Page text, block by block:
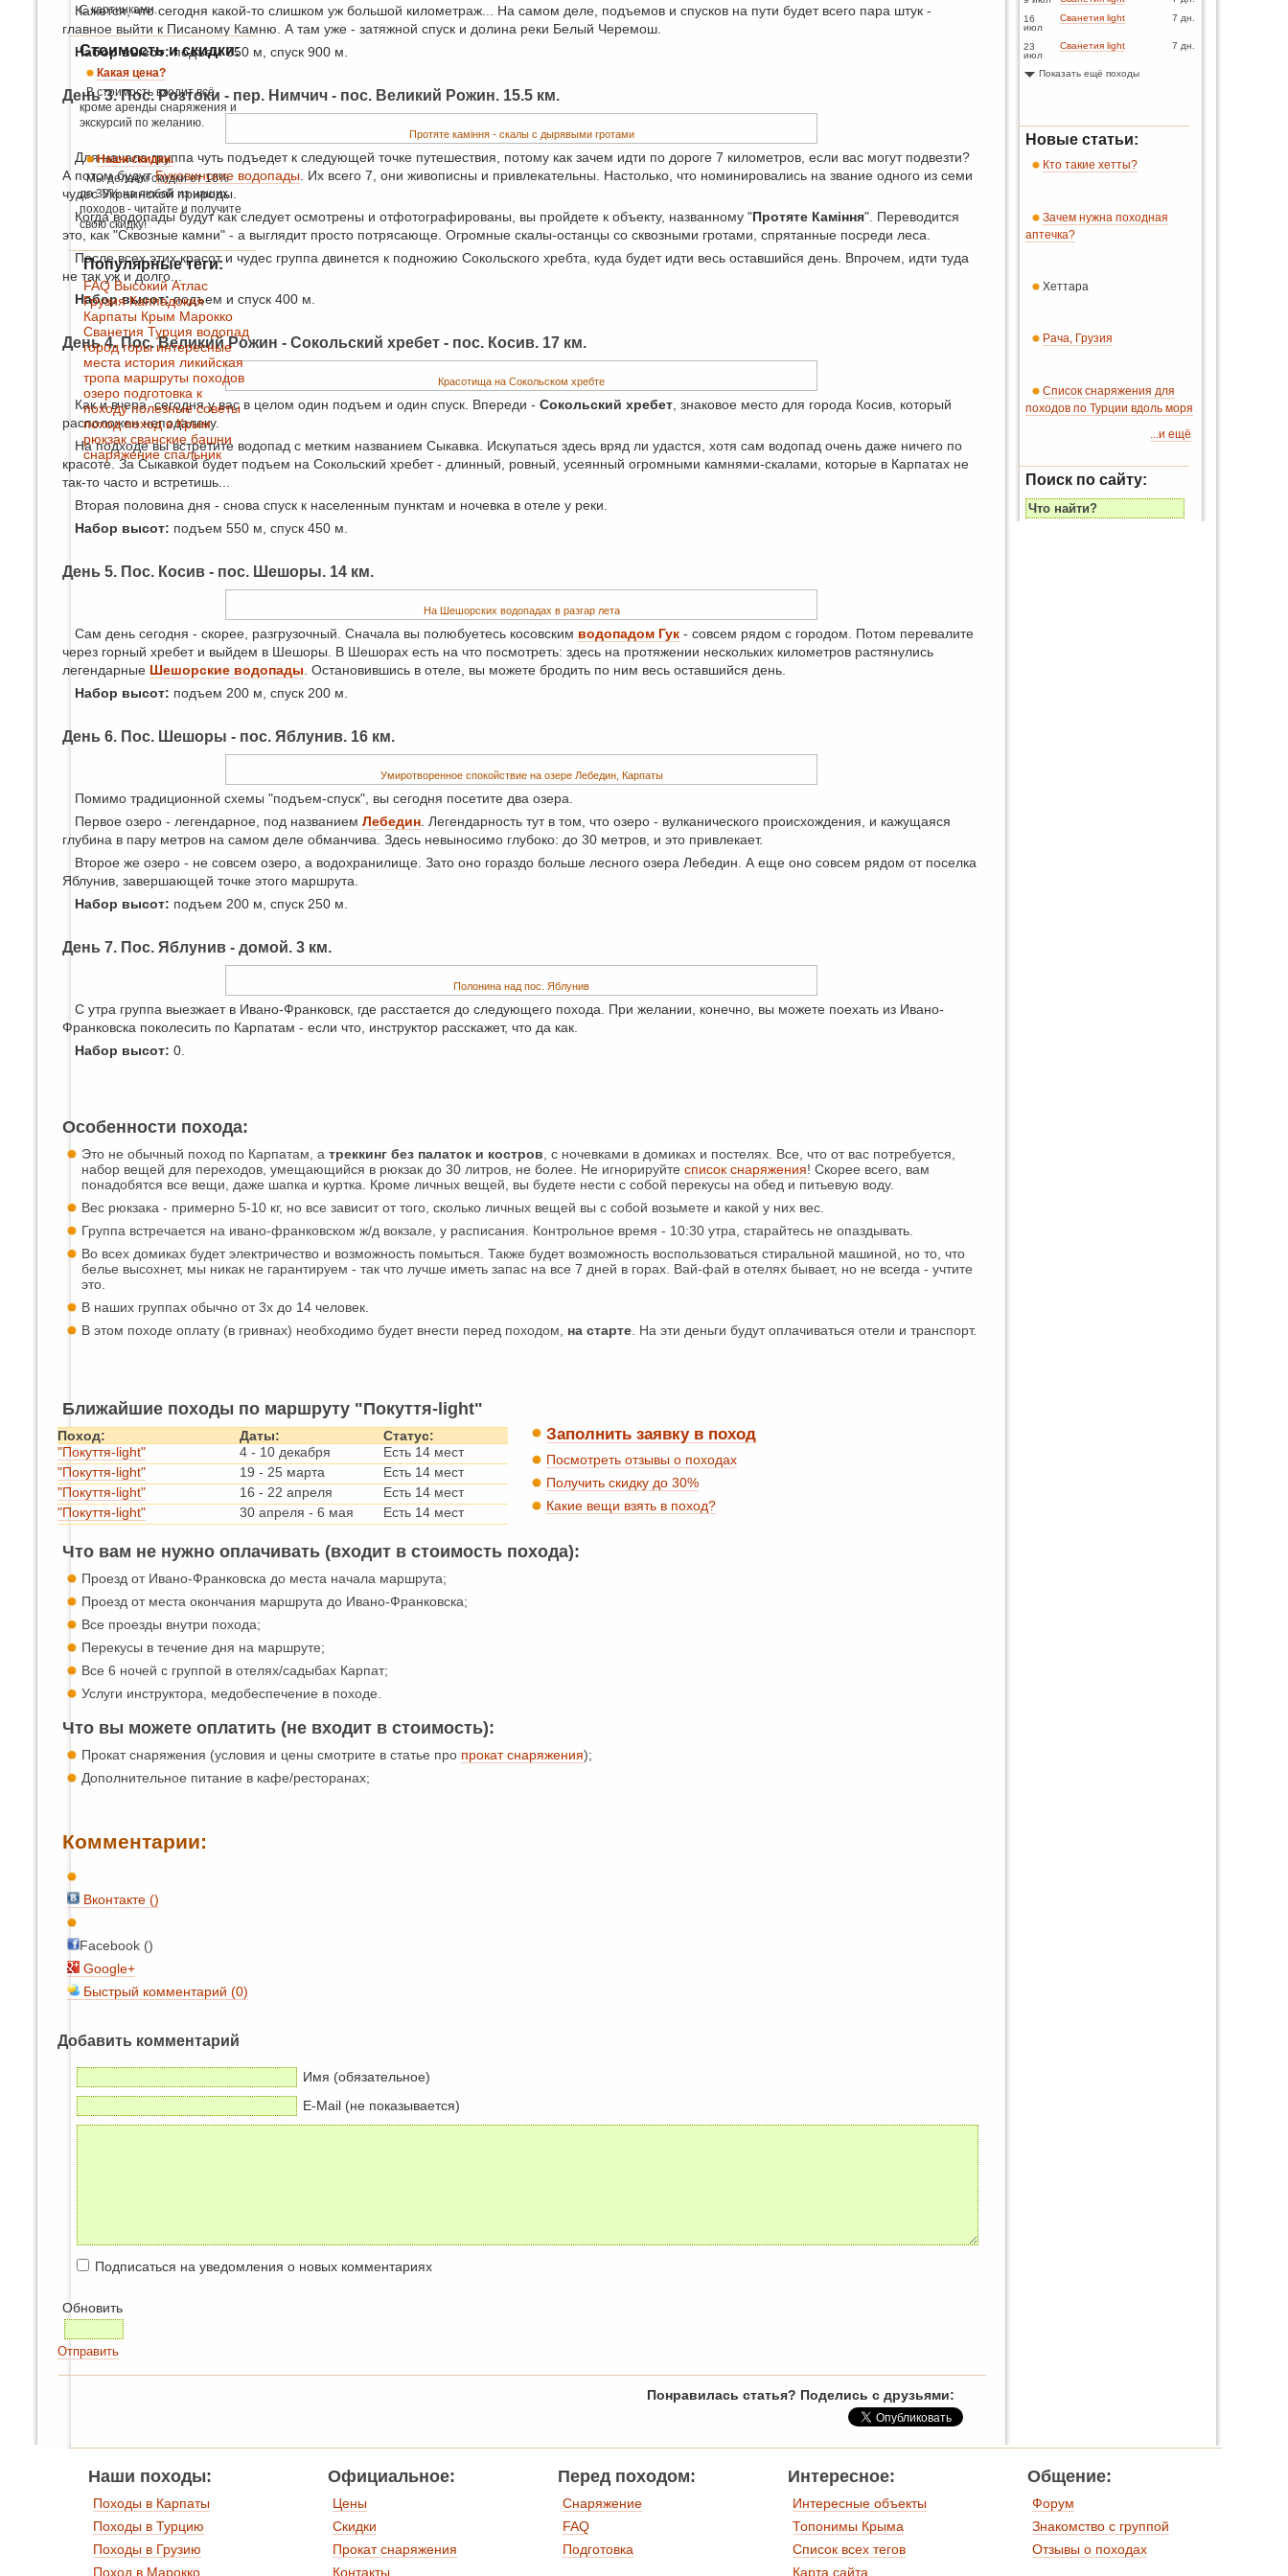
Кажется, что сегодня какой-то слишком уж большой километраж... На самом деле, подъемов и спусков на пути будет всего пара штук -
главное выйти к Писаному Камню. А там уже - затяжной спуск и долина реки Белый Черемош.
Набор высот:подъем 650 м, спуск 900 м.
День 3. Пос. Розтоки - пер. Нимчич - пос. Великий Рожин. 15.5 км.
Протяте каміння - скалы с дырявыми гротами
Для начала группа чуть подъедет к следующей точке путешествия, потому как зачем идти по дороге 7 километров, если вас могут подвезти?
А потом будутБуковинские водопады . Их всего 7, они живописны и привлекательны. Настолько, что номинировались на звание одного из семи
чудес Украинской природы.
Когда водопады будут как следует осмотрены и отфотографированы, вы пройдете к объекту, названному "Протяте Каміння". Переводится
это, как "Сквозные камни" - а выглядит просто потрясающе. Огромные скалы-останцы со сквозными гротами, спрятанные посреди леса.
После всех этих красот и чудес группа двинется к подножию Сокольского хребта, куда будет идти весь оставшийся день. Впрочем, идти туда
не так уж и долго...
Набор высот:подъем и спуск 400 м.
День 4. Пос. Великий Рожин - Сокольский хребет - пос. Косив. 17 км.
Красотища на Сокольском хребте
Как и вчера, сегодня у вас в целом один подъем и один спуск. Впереди - Сокольский хребет , знаковое место для города Косив, который
расположен неподалеку.
На подходе вы встретите водопад с метким названием Сыкавка. Искупаться здесь вряд ли удастся, хотя сам водопад очень даже ничего по
красоте. За Сыкавкой будет подъем на Сокольский хребет - длинный, ровный, усеянный огромными камнями-скалами, которые в Карпатах не
так-то часто и встретишь...
Вторая половина дня - снова спуск к населенным пунктам и ночевка в отеле у реки.
Набор высот: подъем 550 м, спуск 450 м.
День 5. Пос. Косив - пос. Шешоры. 14 км.
На Шешорских водопадах в разгар лета
Сам день сегодня - скорее, разгрузочный. Сначала вы полюбуетесь косовским водопадом Гук - совсем рядом с городом. Потом перевалите
через горный хребет и выйдем в Шешоры. В Шешорах есть на что посмотреть: здесь на протяжении нескольких километров растянулись
легендарные Шешорские водопады . Остановившись в отеле, вы можете бродить по ним весь оставшийся день.
Набор высот: подъем 200 м, спуск 200 м.
День 6. Пос. Шешоры - пос. Яблунив. 16 км.
Умиротворенное спокойствие на озере Лебедин, Карпаты
Помимо традиционной схемы "подъем-спуск", вы сегодня посетите два озера.
Первое озеро - легендарное, под названием Лебедин . Легендарность тут в том, что озеро - вулканического происхождения, и кажущаяся
глубина в пару метров на самом деле обманчива. Здесь невыносимо глубоко: до 30 метров, и это привлекает.
Второе же озеро - не совсем озеро, а водохранилище. Зато оно гораздо больше лесного озера Лебедин. А еще оно совсем рядом от поселка
Яблунив, завершающей точке этого маршрута.
Набор высот: подъем 200 м, спуск 250 м.
День 7. Пос. Яблунив - домой. 3 км.
Полонина над пос. Яблунив
С утра группа выезжает в Ивано-Франковск, где расстается до следующего похода. При желании, конечно, вы можете поехать из Ивано-
Франковска поколесить по Карпатам - если что, инструктор расскажет, что да как.
Набор высот: 0.
Особенности похода:
Это не обычный поход по Карпатам, а треккинг без палаток и костров , с ночевками в домиках и постелях. Все, что от вас потребуется,
набор вещей для переходов, умещающийся в рюкзак до 30 литров, не более. Не игнорируйте список снаряжения! Скорее всего, вам
понадобятся все вещи, даже шапка и куртка. Кроме личных вещей, вы будете нести с собой перекусы на обед и питьевую воду.
Вес рюкзака - примерно 5-10 кг, но все зависит от того, сколько личных вещей вы с собой возьмете и какой у них вес.
Группа встречается на ивано-франковском ж/д вокзале, у расписания. Контрольное время - 10:30 утра, старайтесь не опаздывать.
Во всех домиках будет электричество и возможность помыться. Также будет возможность воспользоваться стиральной машиной, но то, что
белье высохнет, мы никак не гарантируем - так что лучше иметь запас на все 7 дней в горах. Вай-фай в отелях бывает, но не всегда - учтите
это.
В наших группах обычно от 3х до 14 человек.
В этом походе оплату (в гривнах) необходимо будет внести перед походом, на старте . На эти деньги будут оплачиваться отели и транспорт.
Ближайшие походы по маршруту "Покуття-light"
Поход: Даты:
Статус:
"Покуття-light"
4 - 10 декабря
Есть 14 мест
"Покуття-light"
19 - 25 марта
Есть 14 мест
"Покуття-light"
16 - 22 апреля
Есть 14 мест
"Покуття-light"
30 апреля - 6 мая Есть 14 мест
Заполнить заявку в поход
Посмотреть отзывы о походах
Получить скидку до 30%
Какие вещи взять в поход?
Что вам не нужно оплачивать (входит в стоимость похода):
Проезд от Ивано-Франковска до места начала маршрута;
Проезд от места окончания маршрута до Ивано-Франковска;
Все проезды внутри похода;
Перекусы в течение дня на маршруте;
Все 6 ночей с группой в отелях/садыбах Карпат;
Услуги инструктора, медобеспечение в походе.
Что вы можете оплатить (не входит в стоимость):
Прокат снаряжения (условия и цены смотрите в статье про прокат снаряжения);
Дополнительное питание в кафе/ресторанах;
Комментарии:
Вконтакте ()
Facebook ()
Google+
Быстрый комментарий (0)
Добавить комментарий
Имя (обязательное)
E-Mail (не показывается)
Подписаться на уведомления о новых комментариях
Обновить
Отправить
Понравилась статья? Поделись с друзьями:
С картинками.
Стоимость и скидки:
Какая цена?
В стоимость входит всё,
кроме аренды снаряжения и
экскурсий по желанию.
Наши скидки.
Мы делаем скидки от 10%
до 30% на любой из наших
походов - читайте и получите
свою скидку!
Популярные теги:
FAQ Высокий Атлас
Грузия Каппадокия
Карпаты Крым Марокко
Сванетия Турция водопад
город горы интересные
места история ликийская
тропа маршруты походов
озеро подготовка к
походу полезные советы
поход поход в Крым
рюкзак сванские башни
снаряжение спальник
16
июл
Сванетия light 7 дн.
23
июл
Сванетия light 7 дн.
Показать ещё походы
Новые статьи:
Кто такие хетты?
Зачем нужна походная
аптечка?
Хеттара
Рача, Грузия
Список снаряжения для
походов по Турции вдоль моря
...и ещё
Поиск по сайту:
Наши походы:
Походы в Карпаты
Походы в Турцию
Походы в Грузию
Поход в Марокко
Официальное:
Цены
Скидки
Прокат снаряжения
Контакты
Перед походом:
Снаряжение
FAQ
Подготовка
Интересное:
Интересные объекты
Топонимы Крыма
Список всех тегов
Карта сайта
Общение:
Форум
Знакомство с группой
Отзывы о походах